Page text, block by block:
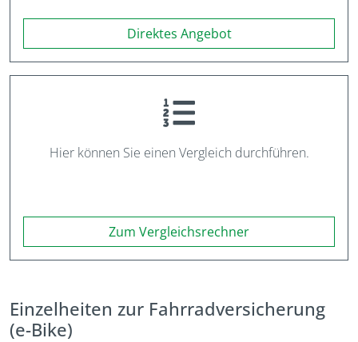
Direktes Angebot
Hier können Sie einen Vergleich durchführen.
Zum Vergleichsrechner
Einzelheiten zur Fahrradversicherung
(e-Bike)